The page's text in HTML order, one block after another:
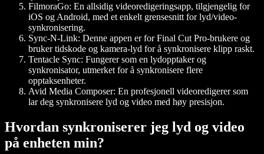
FilmoraGo: En allsidig videoredigeringsapp, tilgjengelig for
iOS og Android, med et enkelt grensesnitt for lyd/video-
synkronisering.
Sync-N-Link: Denne appen er for Final Cut Pro-brukere og
bruker tidskode og kamera-lyd for å synkronisere klipp raskt.
Tentacle Sync: Fungerer som en lydopptaker og
synkronisator, utmerket for å synkronisere flere
opptaksenheter.
Avid Media Composer: En profesjonell videoredigerer som
lar deg synkronisere lyd og video med høy presisjon.
Hvordan synkroniserer jeg lyd og video
på enheten min?